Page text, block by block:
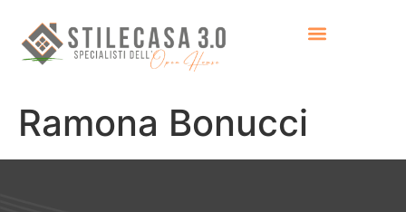
Ramona Bonucci